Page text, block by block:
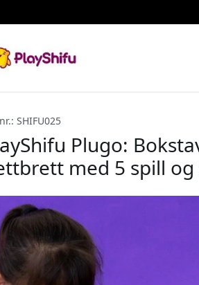
SHIFU025
Plugo:
med 5 spill